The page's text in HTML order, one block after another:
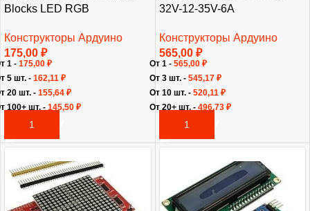
Blocks LED RGB
Конструкторы Ардуино
175,00 ₽
В КОРЗИНУ
1 - 175,00 ₽
5 шт. - 162,11 ₽
20 шт. - 155,64 ₽
100+ шт. - 145,50 ₽
32V-12-35V-6A
Конструкторы Ардуино
565,00 ₽
В КОРЗИНУ
От 1 - 565,00 ₽
От 3 шт. - 545,17 ₽
От 10 шт. - 520,11 ₽
От 20+ шт. - 496,73 ₽